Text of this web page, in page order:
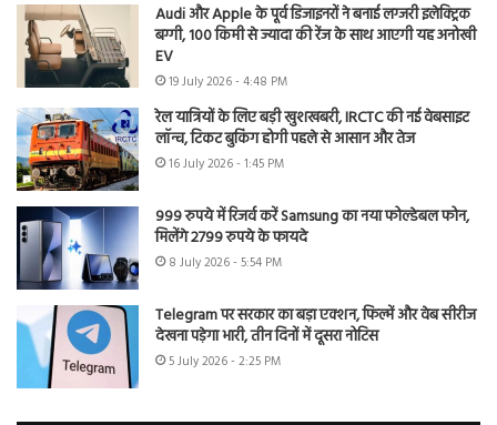
Audi और Apple के पूर्व डिजाइनरों ने बनाई लग्जरी इलेक्ट्रिक
बग्गी, 100 किमी से ज्यादा की रेंज के साथ आएगी यह अनोखी
EV
19 July 2026 - 4:48 PM
रेल यात्रियों के लिए बड़ी खुशखबरी, IRCTC की नई वेबसाइट
लॉन्च, टिकट बुकिंग होगी पहले से आसान और तेज
16 July 2026 - 1:45 PM
999 रुपये में रिजर्व करें Samsung का नया फोल्डेबल फोन,
मिलेंगे 2799 रुपये के फायदे
8 July 2026 - 5:54 PM
Telegram पर सरकार का बड़ा एक्शन, फिल्में और वेब सीरीज
देखना पड़ेगा भारी, तीन दिनों में दूसरा नोटिस
5 July 2026 - 2:25 PM